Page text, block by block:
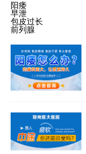
阳痿
早泄
包皮过长
前列腺